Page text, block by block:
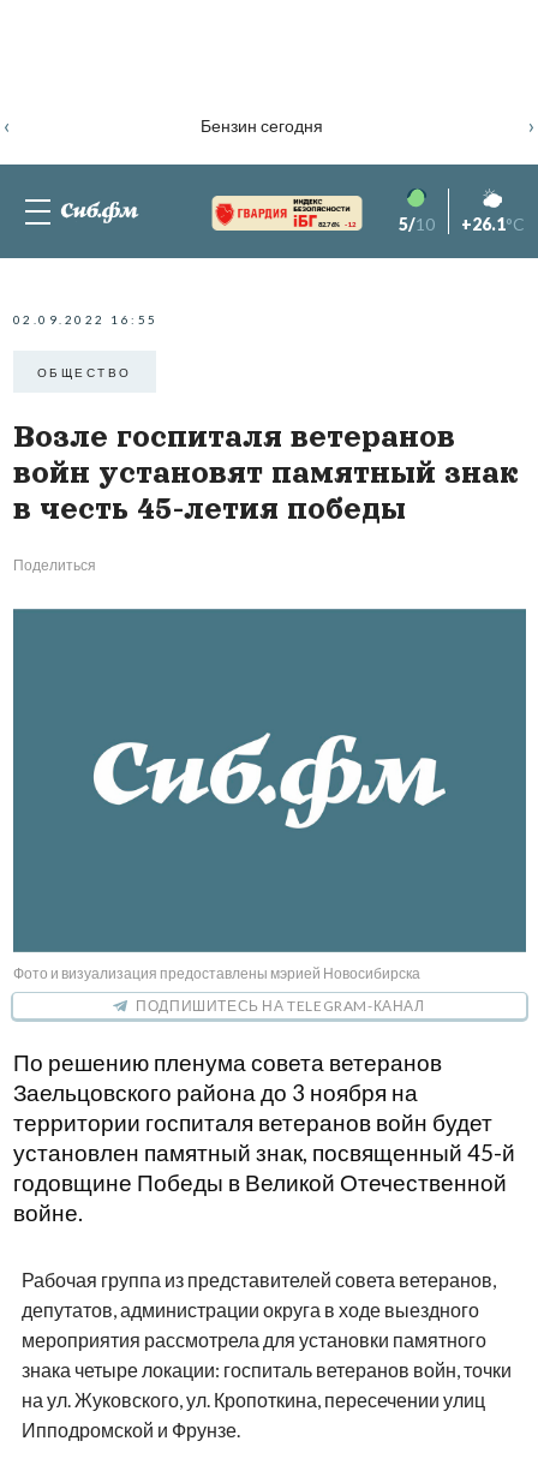
Бензин сегодня
‹ ›
82.76% -1.2 5/10 +26.1°C
02.09.2022 16:55
ОБЩЕСТВО
Возле госпиталя ветеранов
войн установят памятный знак
в честь 45-летия победы
Поделиться
Фото и визуализация предоставлены мэрией Новосибирска
ПОДПИШИТЕСЬ НА TELEGRAM-КАНАЛ
По решению пленума совета ветеранов
Заельцовского района до 3 ноября на
территории госпиталя ветеранов войн будет
установлен памятный знак, посвященный 45-й
годовщине Победы в Великой Отечественной
войне.
Рабочая группа из представителей совета ветеранов,
депутатов, администрации округа в ходе выездного
мероприятия рассмотрела для установки памятного
знака четыре локации: госпиталь ветеранов войн, точки
на ул. Жуковского, ул. Кропоткина, пересечении улиц
Ипподромской и Фрунзе.